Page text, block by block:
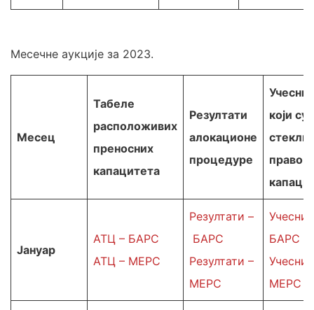
Месечне аукције за 2023.
Месец
Табеле
расположивих
преносних
капацитета
Резултати
алокационе
процедуре
који су
стекли
право
Јануар
АТЦ – БАРС
АТЦ – МЕРС
Резултати –
БАРС
Резултати –
МЕРС
БАРС
МЕРС